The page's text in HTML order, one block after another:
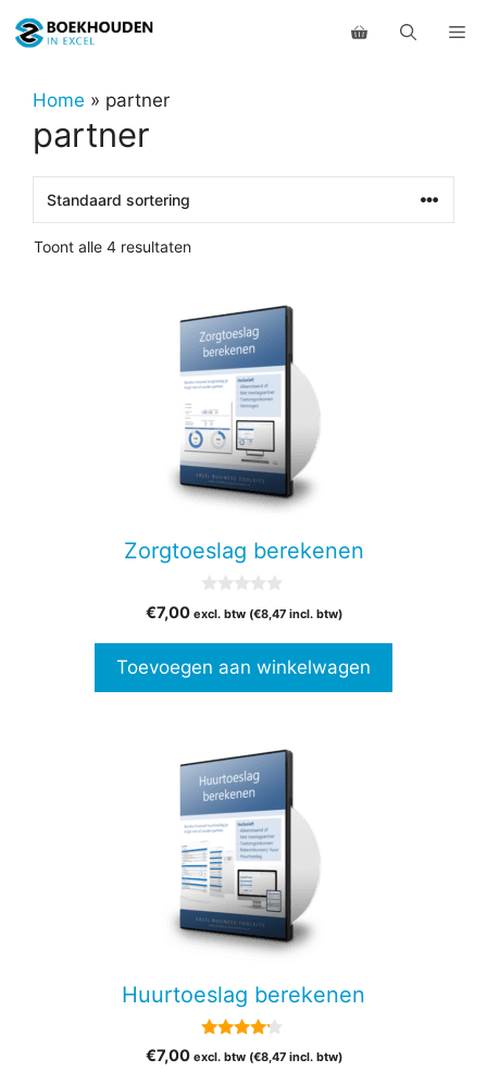
naar
inhoudHome » partner
partner
Toont alle 4 resultaten
Zorgtoeslag berekenen
v
5
€7,00 excl. btw (€8,47incl. btw)
Toevoegen aan winkelwagen
Huurtoeslag berekenen
4.00
van 5
€7,00 excl. btw (€8,47incl. btw)